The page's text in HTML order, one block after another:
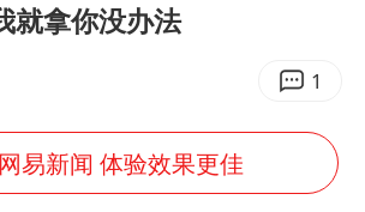
宇树王兴兴被问了360多个问题
全民健身事业高质量发展
就拿你没办法
1
易新闻 体验效果更佳